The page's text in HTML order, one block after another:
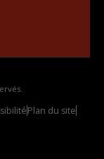
Plan du site